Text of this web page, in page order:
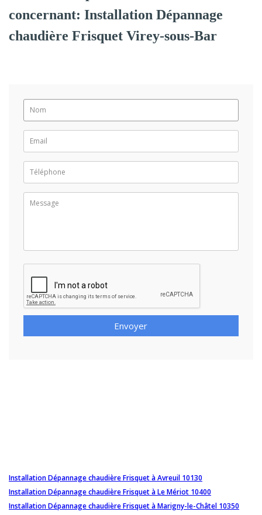
concernant: Installation Dépannage
chaudière Frisquet Virey-sous-Bar
Envoyer
Installation Dépannage chaudière Frisquet à Avreuil 10130
Installation Dépannage chaudière Frisquet à Le Mériot 10400
Installation Dépannage chaudière Frisquet à Marigny-le-Châtel 10350